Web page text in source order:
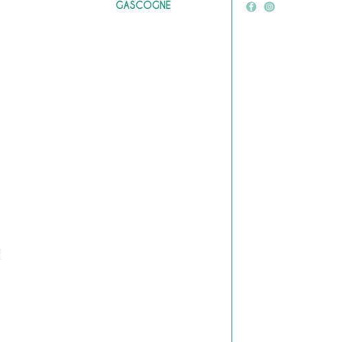
GASCOGNE